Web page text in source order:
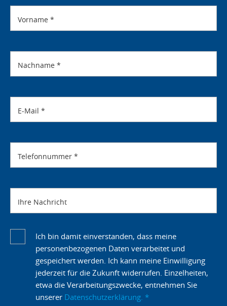
Vorname *
Nachname *
E-Mail *
Telefonnummer *
Ihre Nachricht
Ich bin damit einverstanden, dass meine
personenbezogenen Daten verarbeitet und
gespeichert werden. Ich kann meine Einwilligung
jederzeit für die Zukunft widerrufen. Einzelheiten,
etwa die Verarbeitungszwecke, entnehmen Sie
unserer Datenschutzerklärung. *